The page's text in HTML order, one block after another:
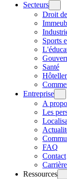
Secteurs
Droit
Sports
Santé
Entreprise
A
Les
FAQ
Contact
Ressources